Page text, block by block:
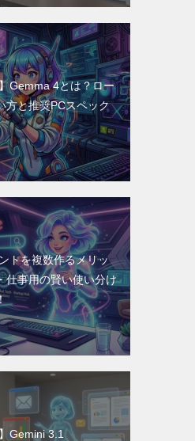
Gemma 4とは？ロー
方と推奨PCスペック
トを複数作るメリッ
仕事用の賢い使い分け
Gemini 3.1